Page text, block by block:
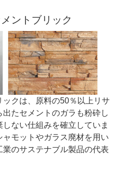
ントブリック
クは、原料の50％以上リサ
たセメントのガラも粉砕し
ない仕組みを確立していま
モットやガラス廃材を用い
のサステナブル製品の代表